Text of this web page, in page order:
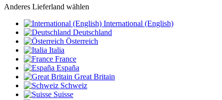
Anderes Lieferland wählen
International (English)
Deutschland
Österreich
Italia
France
España
Great Britain
Schweiz
Suisse